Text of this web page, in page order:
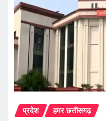
प्रदेश हमर छत्तीसगढ़